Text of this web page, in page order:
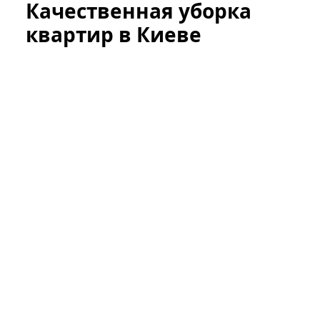
Качественная уборка
квартир в Киеве